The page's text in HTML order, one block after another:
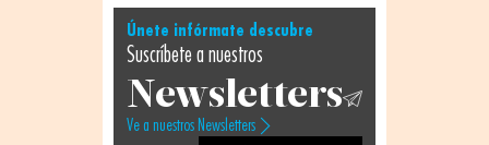
Únete infórmate descubre
Suscríbete a nuestros
Newsletters
Ve a nuestros Newsletters